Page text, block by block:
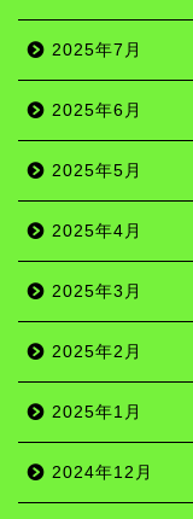
2025年7月
2025年6月
2025年5月
2025年4月
2025年3月
2025年2月
2025年1月
2024年12月